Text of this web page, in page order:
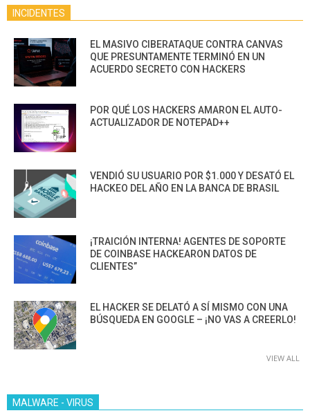
INCIDENTES
EL MASIVO CIBERATAQUE CONTRA CANVAS
QUE PRESUNTAMENTE TERMINÓ EN UN
ACUERDO SECRETO CON HACKERS
POR QUÉ LOS HACKERS AMARON EL AUTO-
ACTUALIZADOR DE NOTEPAD++
VENDIÓ SU USUARIO POR $1.000 Y DESATÓ EL
HACKEO DEL AÑO EN LA BANCA DE BRASIL
¡TRAICIÓN INTERNA! AGENTES DE SOPORTE
DE COINBASE HACKEARON DATOS DE
CLIENTES”
EL HACKER SE DELATÓ A SÍ MISMO CON UNA
BÚSQUEDA EN GOOGLE – ¡NO VAS A CREERLO!
VIEW ALL
MALWARE - VIRUS